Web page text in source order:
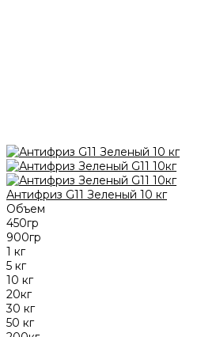
Антифриз G11 Зеленый 10 кг
Объем
450гр
900гр
1 кг
5 кг
10 кг
20кг
30 кг
50 кг